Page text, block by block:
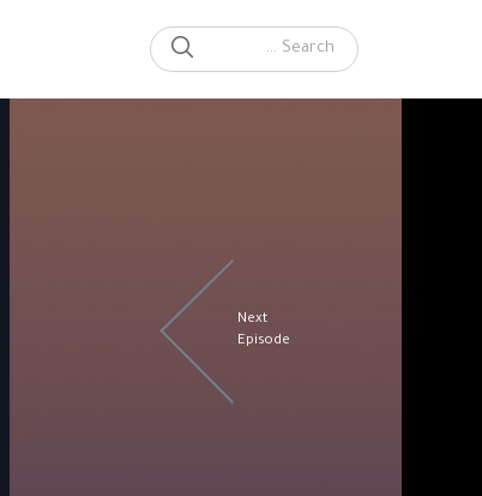
Search for:
SEARCH
Next
Episode